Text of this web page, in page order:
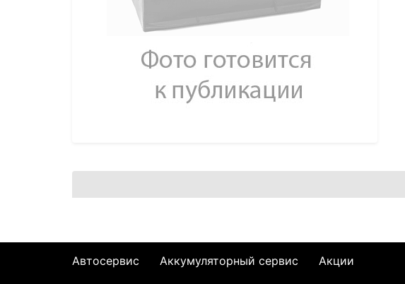
Автосервис Аккумуляторный сервис Акции